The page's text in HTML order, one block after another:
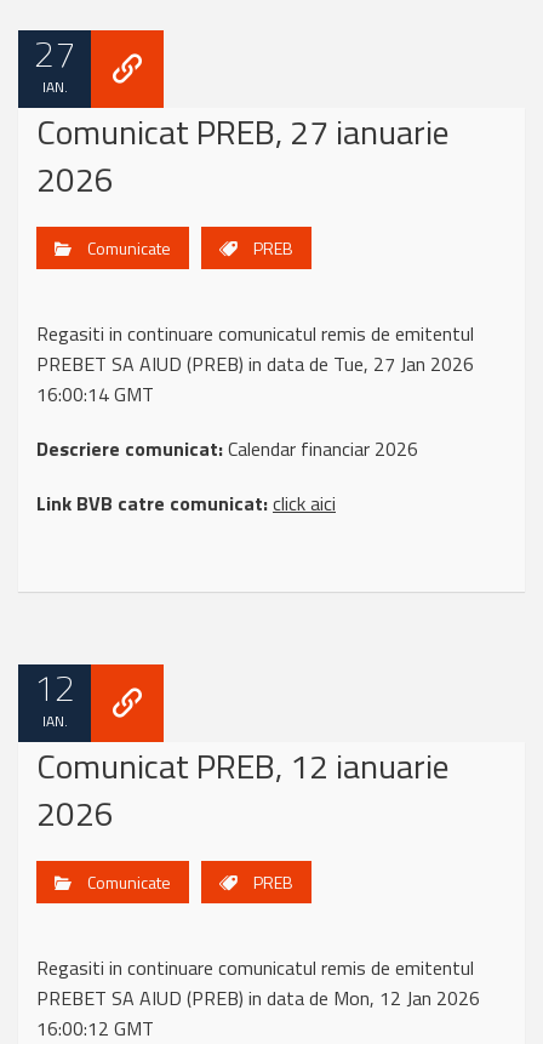
27
IAN.
Comunicat PREB, 27 ianuarie
2026
Comunicate PREB
Regasiti in continuare comunicatul remis de emitentul
PREBET SA AIUD (PREB) in data de Tue, 27 Jan 2026
16:00:14 GMT
Descriere comunicat:Calendar financiar 2026
Link BVB catre comunicat:click aici
12
IAN.
Comunicat PREB, 12 ianuarie
2026
Comunicate PREB
Regasiti in continuare comunicatul remis de emitentul
PREBET SA AIUD (PREB) in data de Mon, 12 Jan 2026
16:00:12 GMT